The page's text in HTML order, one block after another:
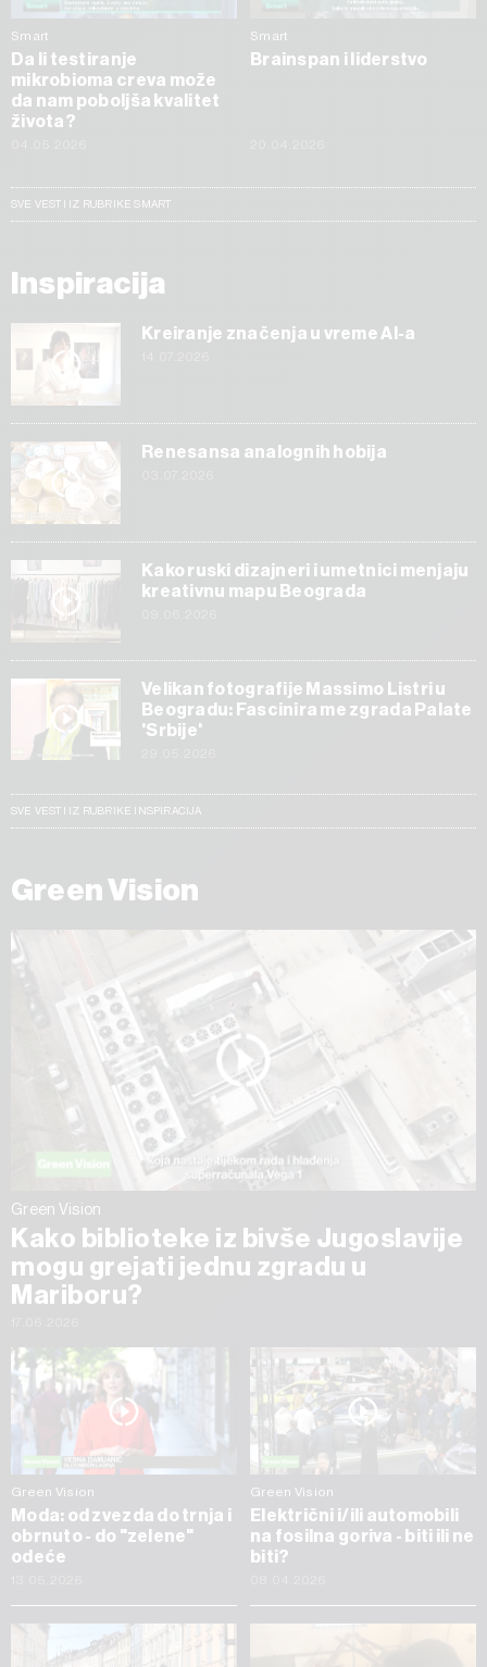
Smart
Da li testiranje
mikrobioma creva može
da nam poboljša kvalitet
života?
Smart
Brainspan i liderstvo
SVE VESTI IZ RUBRIKE SMART
Inspiracija
Kreiranje značenja u vreme AI-a
Renesansa analognih hobija
Kako ruski dizajneri i umetnici menjaju
kreativnu mapu Beograda
Velikan fotografije Massimo Listri u
Beogradu: Fascinira me zgrada Palate
'Srbije'
SVE VESTI IZ RUBRIKE INSPIRACIJA
Green Vision
Green Vision
Kako biblioteke iz bivše Jugoslavije
mogu grejati jednu zgradu u
Mariboru?
Green Vision
Moda: od zvezda do trnja i
obrnuto - do "zelene"
odeće
Green Vision
Električni i/ili automobili
na fosilna goriva - biti ili ne
biti?